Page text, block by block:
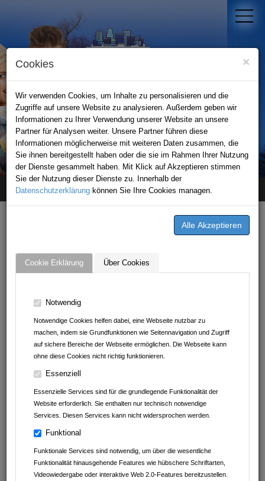
×
Cookies
Wir verwenden Cookies, um Inhalte zu personalisieren und die
Zugriffe auf unsere Website zu analysieren. Außerdem geben wir
Informationen zu Ihrer Verwendung unserer Website an unsere
Partner für Analysen weiter. Unsere Partner führen diese
Informationen möglicherweise mit weiteren Daten zusammen, die
Sie ihnen bereitgestellt haben oder die sie im Rahmen Ihrer Nutzung
der Dienste gesammelt haben. Mit Klick auf Akzeptieren stimmen
Sie der Nutzung dieser Dienste zu. Innerhalb der
Datenschutzerklärung können Sie Ihre Cookies managen.
Cookie Erklärung Über Cookies
Notwendig
Notwendige Cookies helfen dabei, eine Webseite nutzbar zu
machen, indem sie Grundfunktionen wie Seitennavigation und Zugriff
auf sichere Bereiche der Webseite ermöglichen. Die Webseite kann
ohne diese Cookies nicht richtig funktionieren.
Essenziell
Essenzielle Services sind für die grundlegende Funktionalität der
Website erforderlich. Sie enthalten nur technisch notwendige
Services. Diesen Services kann nicht widersprochen werden.
Funktional
Funktionale Services sind notwendig, um über die wesentliche
Funktionalität hinausgehende Features wie hübschere Schriftarten,
Videowiedergabe oder interaktive Web 2.0-Features bereitzustellen.
STADTPORTAL KRAICHGAU
Home unternehmen Vip Casino
Seelachstraße 6
Bad Friedrichshall